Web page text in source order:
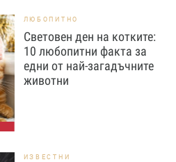
ЛЮБОПИТНО
Световен ден на котките:
10 любопитни факта за
едни от най-загадъчните
животни
ИЗВЕСТНИ